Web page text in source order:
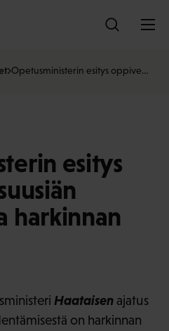
Opetusministerin esitys oppive…
esitys
harkinnan
Haataisen ajatus
on harkinnan